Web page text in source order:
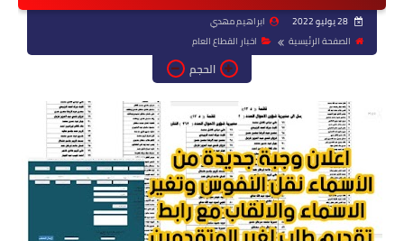
28 يوليو 2022
ابراهيم مهدي
الصفحة الرئيسية
اخبار القطاع العام
الحجم